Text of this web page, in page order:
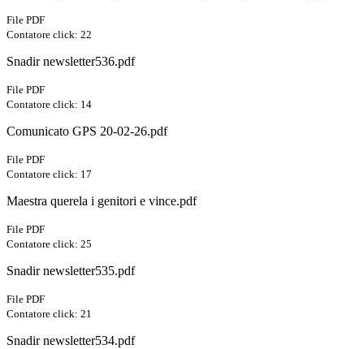
File PDF
Contatore click: 22
Snadir newsletter536.pdf
File PDF
Contatore click: 14
Comunicato GPS 20-02-26.pdf
File PDF
Contatore click: 17
Maestra querela i genitori e vince.pdf
File PDF
Contatore click: 25
Snadir newsletter535.pdf
File PDF
Contatore click: 21
Snadir newsletter534.pdf